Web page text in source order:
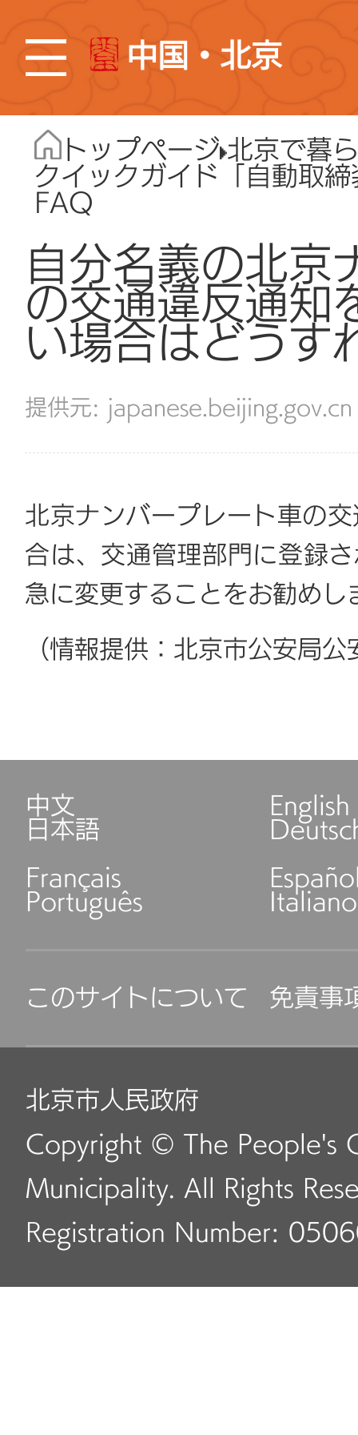
中国・北京
トップページ 北京で暮
クイックガイド「自動取
FAQ
自分名義の北京
の交通違反通知
い場合はどうす
japanese.beijing.gov.cn
北京ナンバープレート車の
合は、交通管理部門に登録
急に変更することをお勧めし
（情報提供：北京市公安局
中文 English
日本語
Français
Português Italiano
このサイトについて 免責事
北京市人民政府
Copyright © The People's
Municipality. All Rights
Registration Number: